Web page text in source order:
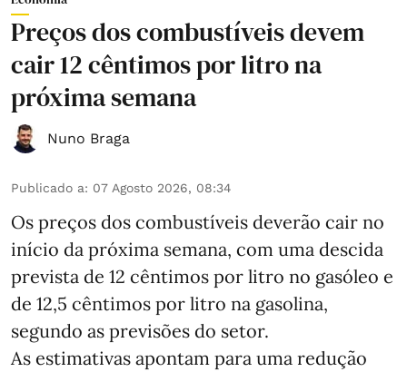
Preços dos combustíveis devem
cair 12 cêntimos por litro na
próxima semana
Nuno Braga
Publicado a: 07 Agosto 2026, 08:34
Os preços dos combustíveis deverão cair no
início da próxima semana, com uma descida
prevista de 12 cêntimos por litro no gasóleo e
de 12,5 cêntimos por litro na gasolina,
segundo as previsões do setor.
As estimativas apontam para uma redução